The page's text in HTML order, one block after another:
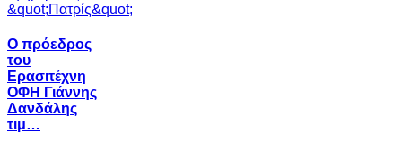
Ο πρόεδρος
του
Ερασιτέχνη
ΟΦΗ Γιάννης
Δανδάλης
τιμ…